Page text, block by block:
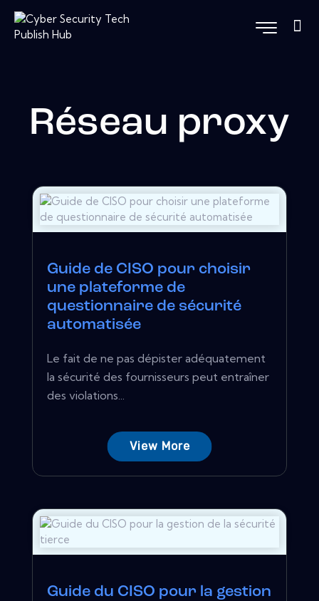
Réseau proxy
Guide de CISO pour choisir
une plateforme de
questionnaire de sécurité
automatisée
Le fait de ne pas dépister adéquatement
la sécurité des fournisseurs peut entraîner
des violations...
View More
Guide du CISO pour la gestion